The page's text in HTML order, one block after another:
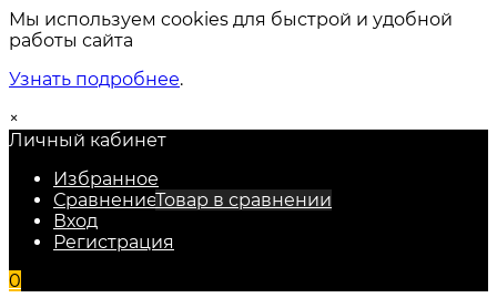
Мы используем cookies для быстрой и удобной
работы сайта
Узнать подробнее.
×
Личный кабинет
Избранное
СравнениеТовар в сравнении
Вход
Регистрация
0